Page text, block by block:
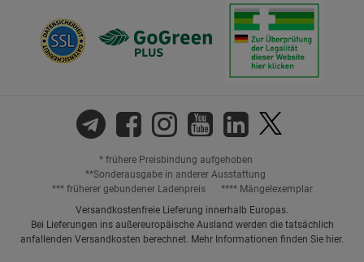
* frühere Preisbindung aufgehoben
**Sonderausgabe in anderer Ausstattung
*** früherer gebundener Ladenpreis
**** Mängelexemplar
Versandkostenfreie Lieferung innerhalb Europas.
Bei Lieferungen ins außereuropäische Ausland werden die tatsächlich
anfallenden Versandkosten berechnet. Mehr Informationen finden Sie hier.